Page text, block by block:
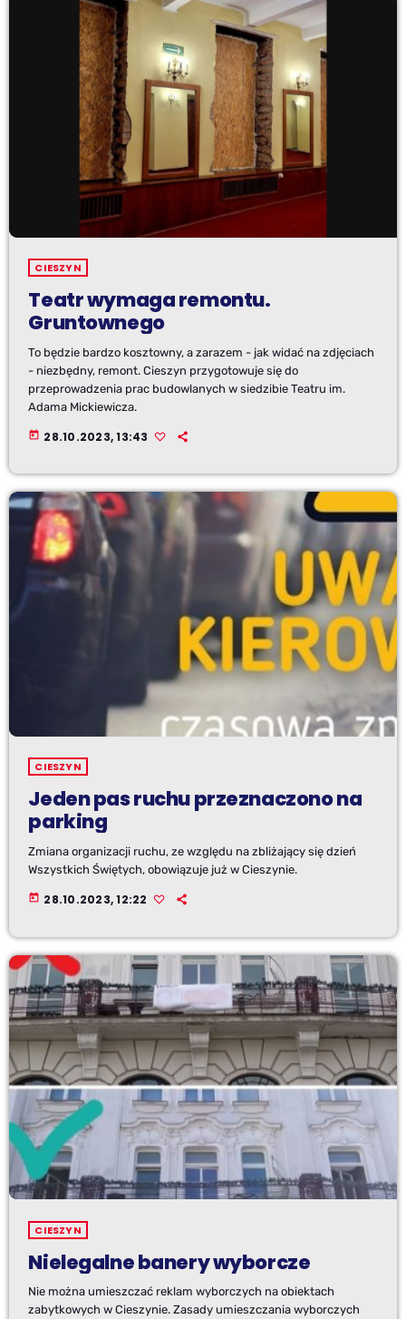
CIESZYN
Teatr wymaga remontu.
Gruntownego
To będzie bardzo kosztowny, a zarazem - jak widać na zdjęciach
- niezbędny, remont. Cieszyn przygotowuje się do
przeprowadzenia prac budowlanych w siedzibie Teatru im.
Adama Mickiewicza.
today 28.10.2023, 13:43
CIESZYN
Jeden pas ruchu przeznaczono na
parking
Zmiana organizacji ruchu, ze względu na zbliżający się dzień
Wszystkich Świętych, obowiązuje już w Cieszynie.
today 28.10.2023, 12:22
CIESZYN
Nielegalne banery wyborcze
Nie można umieszczać reklam wyborczych na obiektach
zabytkowych w Cieszynie. Zasady umieszczania wyborczych